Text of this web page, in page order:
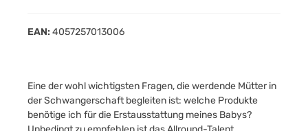
EAN: 4057257013006
Eine der wohl wichtigsten Fragen, die werdende Mütter in
der Schwangerschaft begleiten ist: welche Produkte
benötige ich für die Erstausstattung meines Babys?